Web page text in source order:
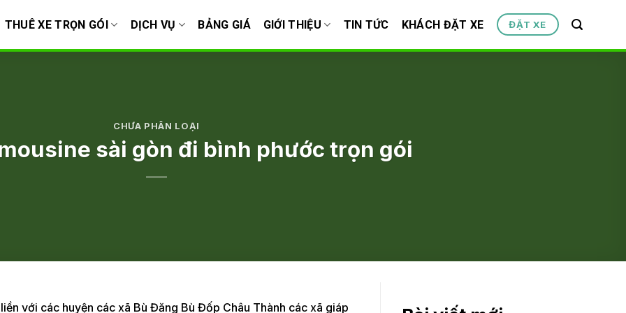
THUÊ XE TRỌN GÓI DỊCH VỤ BẢNG GIÁ GIỚI THIỆU TIN TỨC KHÁCH ĐẶT XE ĐẶT XE
CHƯA PHÂN LOẠI
sài gòn đi bình phước trọn gói
với các huyện các xã Bù Đăng Bù Đốp Châu Thành các xã giáp